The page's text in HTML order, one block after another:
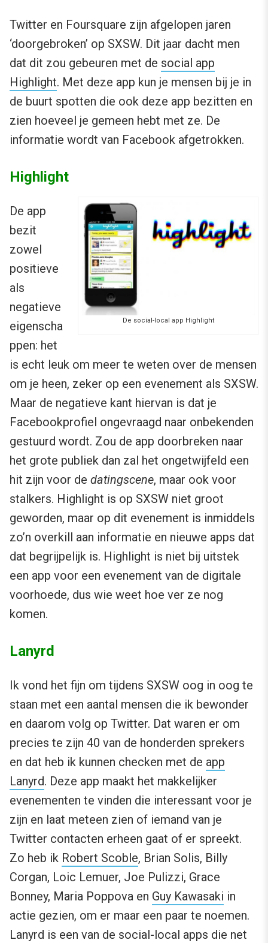
Twitter en Foursquare zijn afgelopen jaren
‘doorgebroken’ op SXSW. Dit jaar dacht men
dat dit zou gebeuren met de social app
Highlight. Met deze app kun je mensen bij je in
de buurt spotten die ook deze app bezitten en
zien hoeveel je gemeen hebt met ze. De
informatie wordt van Facebook afgetrokken.
Highlight
De social-local app Highlight
De app
bezit
zowel
positieve
als
negatieve
eigenscha
ppen: het
is echt leuk om meer te weten over de mensen
om je heen, zeker op een evenement als SXSW.
Maar de negatieve kant hiervan is dat je
Facebookprofiel ongevraagd naar onbekenden
gestuurd wordt. Zou de app doorbreken naar
het grote publiek dan zal het ongetwijfeld een
hit zijn voor de datingscene, maar ook voor
stalkers. Highlight is op SXSW niet groot
geworden, maar op dit evenement is inmiddels
zo’n overkill aan informatie en nieuwe apps dat
dat begrijpelijk is. Highlight is niet bij uitstek
een app voor een evenement van de digitale
voorhoede, dus wie weet hoe ver ze nog
komen.
Lanyrd
Ik vond het fijn om tijdens SXSW oog in oog te
staan met een aantal mensen die ik bewonder
en daarom volg op Twitter. Dat waren er om
precies te zijn 40 van de honderden sprekers
en dat heb ik kunnen checken met de app
Lanyrd. Deze app maakt het makkelijker
evenementen te vinden die interessant voor je
zijn en laat meteen zien of iemand van je
Twitter contacten erheen gaat of er spreekt.
Zo heb ik Robert Scoble, Brian Solis, Billy
Corgan, Loic Lemuer, Joe Pulizzi, Grace
Bonney, Maria Poppova en Guy Kawasaki in
actie gezien, om er maar een paar te noemen.
Lanyrd is een van de social-local apps die net